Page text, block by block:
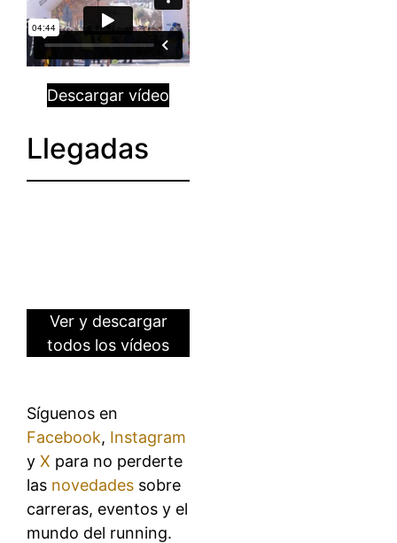
Descargar vídeo
Llegadas
Ver y descargar
todos los vídeos
Síguenos en
Facebook, Instagram
y X para no perderte
las novedades sobre
carreras, eventos y el
mundo del running.